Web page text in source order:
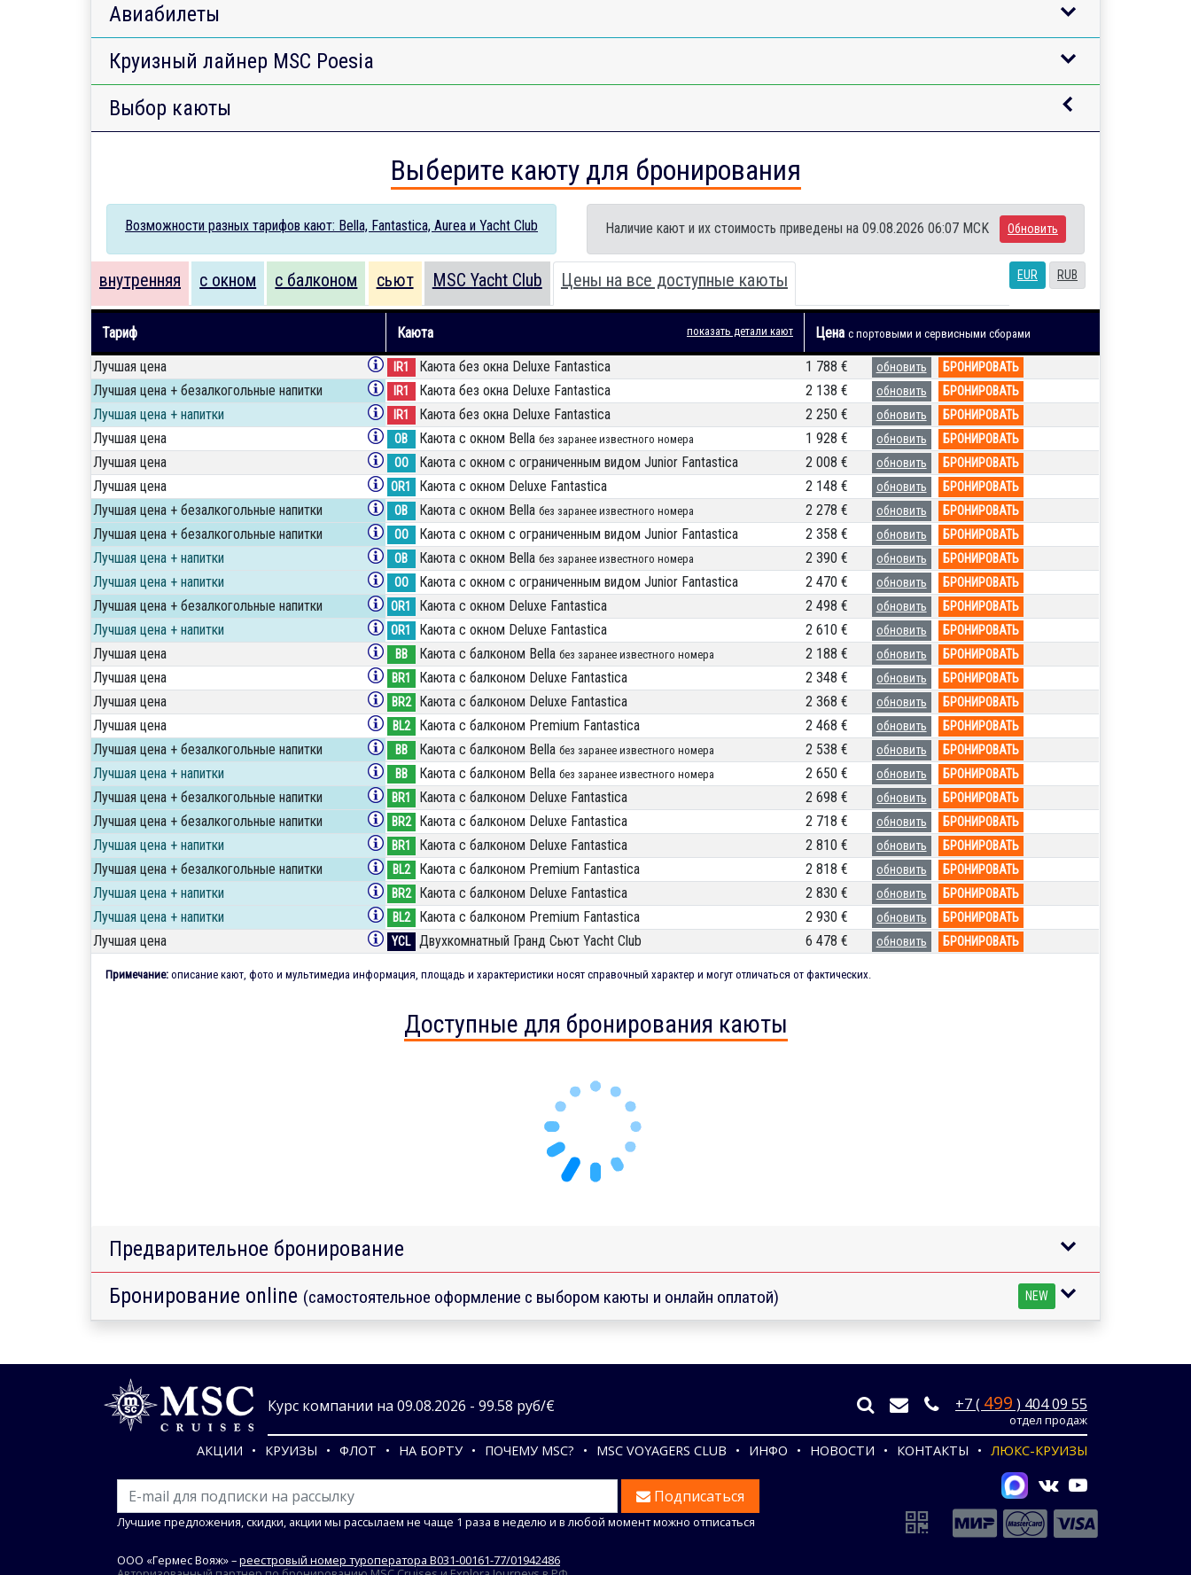
Авиабилеты
Круизный лайнер MSC Poesia
Выбор каюты
Выберите каюту для бронирования
Возможности разных тарифов кают: Bella, Fantastica, Aurea и Yacht Club Наличие кают и их стоимость приведены на 09.08.2026 06:07 MCK Обновить
EUR RUB
внутренняя с окном с балконом сьют MSC Yacht Club Цены на все доступные каюты
Тариф Каюта показать детали кают Цена с портовыми и сервисными сборами
Лучшая цена IR1 Каюта без окна Deluxe Fantastica 1 788 € обновить БРОНИРОВАТЬ
Лучшая цена + безалкогольные напитки IR1 Каюта без окна Deluxe Fantastica 2 138 € обновить БРОНИРОВАТЬ
Лучшая цена + напитки IR1 Каюта без окна Deluxe Fantastica 2 250 € обновить БРОНИРОВАТЬ
Лучшая цена OB Каюта с окном Bella без заранее известного номера 1 928 € обновить БРОНИРОВАТЬ
Лучшая цена OO Каюта с окном с ограниченным видом Junior Fantastica 2 008 € обновить БРОНИРОВАТЬ
Лучшая цена OR1 Каюта с окном Deluxe Fantastica 2 148 € обновить БРОНИРОВАТЬ
Лучшая цена + безалкогольные напитки OB Каюта с окном Bella без заранее известного номера 2 278 € обновить БРОНИРОВАТЬ
Лучшая цена + безалкогольные напитки OO Каюта с окном с ограниченным видом Junior Fantastica 2 358 € обновить БРОНИРОВАТЬ
Лучшая цена + напитки OB Каюта с окном Bella без заранее известного номера 2 390 € обновить БРОНИРОВАТЬ
Лучшая цена + напитки OO Каюта с окном с ограниченным видом Junior Fantastica 2 470 € обновить БРОНИРОВАТЬ
Лучшая цена + безалкогольные напитки OR1 Каюта с окном Deluxe Fantastica 2 498 € обновить БРОНИРОВАТЬ
Лучшая цена + напитки OR1 Каюта с окном Deluxe Fantastica 2 610 € обновить БРОНИРОВАТЬ
Лучшая цена BB Каюта с балконом Bella без заранее известного номера 2 188 € обновить БРОНИРОВАТЬ
Лучшая цена BR1 Каюта с балконом Deluxe Fantastica 2 348 € обновить БРОНИРОВАТЬ
Лучшая цена BR2 Каюта с балконом Deluxe Fantastica 2 368 € обновить БРОНИРОВАТЬ
Лучшая цена BL2 Каюта с балконом Premium Fantastica 2 468 € обновить БРОНИРОВАТЬ
Лучшая цена + безалкогольные напитки BB Каюта с балконом Bella без заранее известного номера 2 538 € обновить БРОНИРОВАТЬ
Лучшая цена + напитки BB Каюта с балконом Bella без заранее известного номера 2 650 € обновить БРОНИРОВАТЬ
Лучшая цена + безалкогольные напитки BR1 Каюта с балконом Deluxe Fantastica 2 698 € обновить БРОНИРОВАТЬ
Лучшая цена + безалкогольные напитки BR2 Каюта с балконом Deluxe Fantastica 2 718 € обновить БРОНИРОВАТЬ
Лучшая цена + напитки BR1 Каюта с балконом Deluxe Fantastica 2 810 € обновить БРОНИРОВАТЬ
Лучшая цена + безалкогольные напитки BL2 Каюта с балконом Premium Fantastica 2 818 € обновить БРОНИРОВАТЬ
Лучшая цена + напитки BR2 Каюта с балконом Deluxe Fantastica 2 830 € обновить БРОНИРОВАТЬ
Лучшая цена + напитки BL2 Каюта с балконом Premium Fantastica 2 930 € обновить БРОНИРОВАТЬ
Лучшая цена YCL Двухкомнатный Гранд Сьют Yacht Club 6 478 € обновить БРОНИРОВАТЬ
Примечание: описание кают, фото и мультимедиа информация, площадь и характеристики носят справочный характер и могут отличаться от фактических.
Доступные для бронирования каюты
Предварительное бронирование
Бронирование online (самостоятельное оформление с выбором каюты и онлайн оплатой) NEW
Курс компании на 09.08.2026 - 99.58 руб/€ +7 ( 499 ) 404 09 55
отдел продаж
АКЦИИ КРУИЗЫ ФЛОТ НА БОРТУ ПОЧЕМУ MSC? MSC VOYAGERS CLUB ИНФО НОВОСТИ КОНТАКТЫ ЛЮКС-КРУИЗЫ
Подписаться
Лучшие предложения, скидки, акции мы рассылаем не чаще 1 раза в неделю и в любой момент можно отписаться
ООО «Гермес Вояж» –реестровый номер туроператора В031-00161-77/01942486